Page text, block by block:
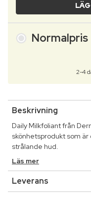
Normalpris
2-4
Beskrivning
Daily Milkfoliant från
skönhetsprodukt som
strålande hud.
Läs mer
Leverans